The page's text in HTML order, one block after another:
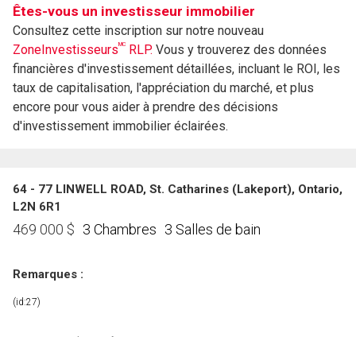
Êtes-vous un investisseur immobilier
Consultez cette inscription sur notre nouveau
ZoneInvestisseursMC RLP. Vous y trouverez des données
financières d'investissement détaillées, incluant le ROI, les
taux de capitalisation, l'appréciation du marché, et plus
encore pour vous aider à prendre des décisions
d'investissement immobilier éclairées.
64 - 77 LINWELL ROAD, St. Catharines (Lakeport), Ontario,
L2N 6R1
469 000 $ 3 Chambres 3 Salles de bain
Remarques :
(id:27)